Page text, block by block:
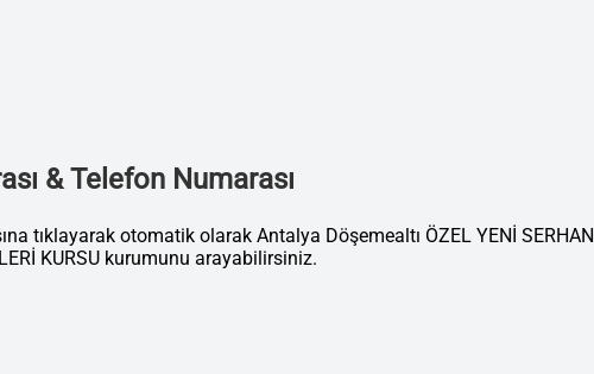
& Telefon Numarası
tıklayarak otomatik olarak Antalya Döşemealtı ÖZEL YENİ SERHAN
KURSU kurumunu arayabilirsiniz.